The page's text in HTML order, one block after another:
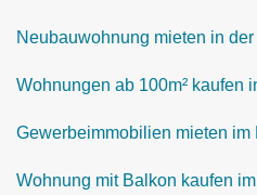
Neubauwohnung mieten in
Wohnungen ab 100m² kaufen
Gewerbeimmobilien mieten im
Wohnung mit Balkon kaufen